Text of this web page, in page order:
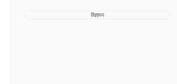
विज्ञापन